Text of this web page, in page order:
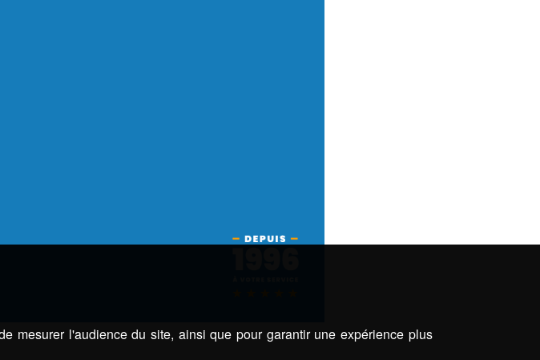
mesurer l'audience du site, ainsi que pour garantir une expérience plus